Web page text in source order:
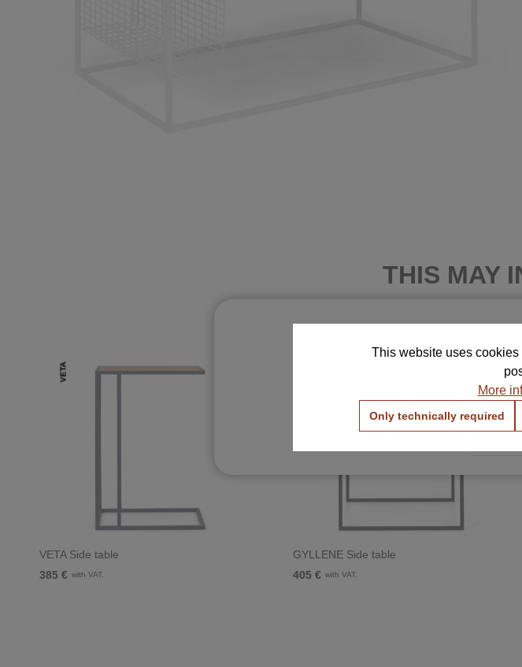
THIS MAY
VETA
VETA Side table
385 € with VAT.
GYLLENE Side table
405 € with VAT.
Order up to 5 color and
View Color Samples
Free &
This website uses
More
Only technically required